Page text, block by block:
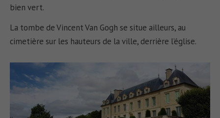
bien vert.
La tombe de Vincent Van Gogh se situe ailleurs, au
cimetière sur les hauteurs de la ville, derrière l’église.